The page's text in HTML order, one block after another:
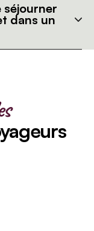
dans un